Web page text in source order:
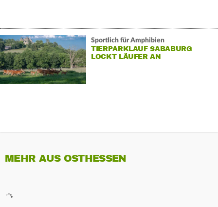
Sportlich für Amphibien
TIERPARKLAUF SABABURG
LOCKT LÄUFER AN
MEHR AUS OSTHESSEN